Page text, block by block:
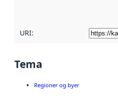
URI:
Tema
Regioner og byer